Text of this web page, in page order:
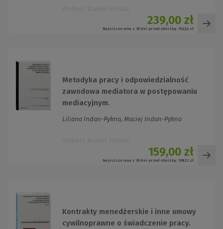
239,00 zł
Najniższa cena z 30 dni przed obniżką: 162,52 zł
Metodyka pracy i odpowiedzialność
zawodowa mediatora w postępowaniu
mediacyjnym.
Liliana Indan-Pykno, Maciej Indan-Pykno
159,00 zł
Najniższa cena z 30 dni przed obniżką: 108,12 zł
Kontrakty menedżerskie i inne umowy
cywilnoprawne o świadczenie pracy.